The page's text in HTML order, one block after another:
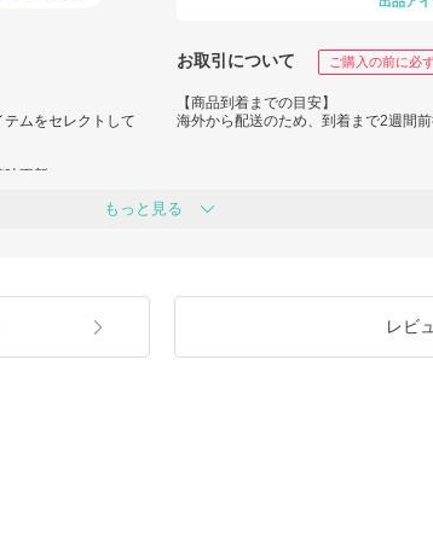
お取引について ご購入の前に必
ムをセレクトして
更新。
【商品到着までの目安】
海外から配送のため、到着まで2週間
関税込みの商品を除き、BUYMA規定
つけて発送致しますが、配送過程で箱
た海外のブランドの箱にはそもそも多
す。箱や付属品の傷・汚れでの返品・
さい。
もっと見る
レビ